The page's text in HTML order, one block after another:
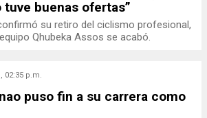
tuve buenas ofertas”
su retiro del ciclismo profesional,
Qhubeka Assos se acabó.
02:35 p.m.
puso fin a su carrera como